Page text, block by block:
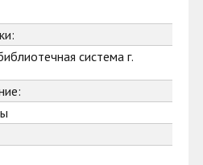
система г.